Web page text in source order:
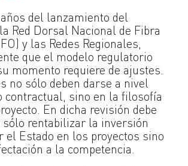
del lanzamiento del
Red Dorsal Nacional de Fibra
y las Redes Regionales,
que el modelo regulatorio
momento requiere de ajustes.
no sólo deben darse a nivel
contractual, sino en la filosofía
En dicha revisión debe
sólo rentabilizar la inversión
el Estado en los proyectos sino
a la competencia.